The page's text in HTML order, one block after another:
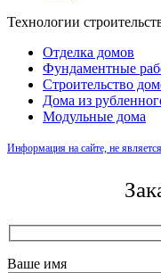
Технологии
Отделка домов
Фундаментные
Строительство
Дома из
Модульные дома
Информация на сайте, не
Ваше имя